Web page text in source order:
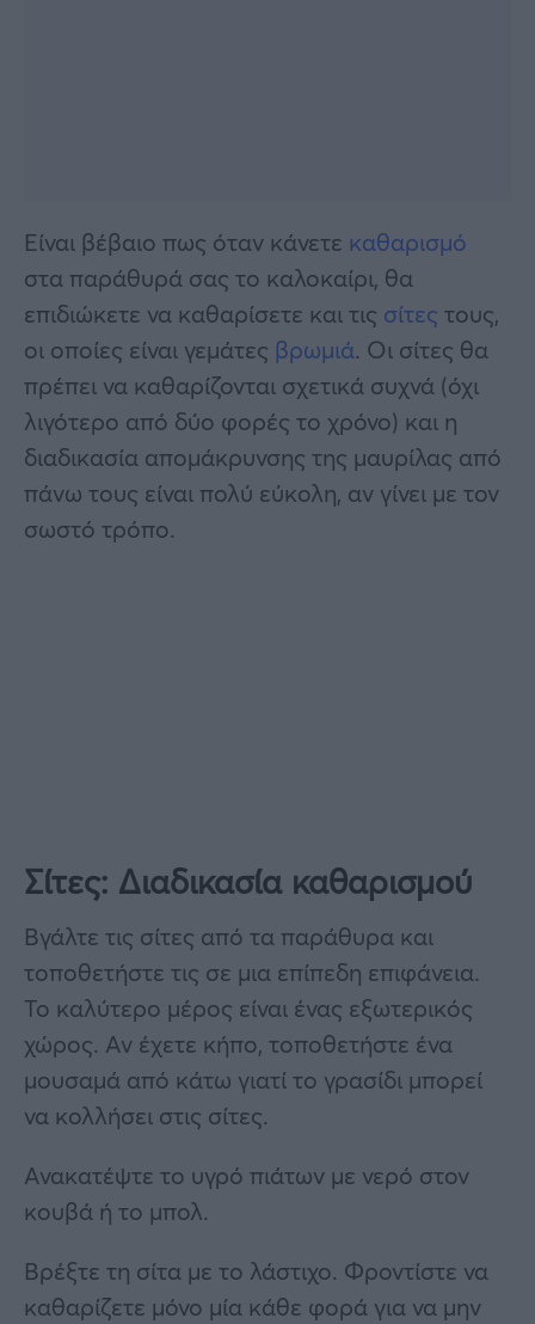
Eίναι βέβαιο πως όταν κάνετε καθαρισμό
στα παράθυρά σας το καλοκαίρι, θα
επιδιώκετε να καθαρίσετε και τις σίτες τους,
οι οποίες είναι γεμάτες βρωμιά. Οι σίτες θα
πρέπει να καθαρίζονται σχετικά συχνά (όχι
λιγότερο από δύο φορές το χρόνο) και η
διαδικασία απομάκρυνσης της μαυρίλας από
πάνω τους είναι πολύ εύκολη, αν γίνει με τον
σωστό τρόπο.
Σίτες: Διαδικασία καθαρισμού
Βγάλτε τις σίτες από τα παράθυρα και
τοποθετήστε τις σε μια επίπεδη επιφάνεια.
Το καλύτερο μέρος είναι ένας εξωτερικός
χώρος. Αν έχετε κήπο, τοποθετήστε ένα
μουσαμά από κάτω γιατί το γρασίδι μπορεί
να κολλήσει στις σίτες.
Ανακατέψτε το υγρό πιάτων με νερό στον
κουβά ή το μπολ.
Βρέξτε τη σίτα με το λάστιχο. Φροντίστε να
καθαρίζετε μόνο μία κάθε φορά για να μην